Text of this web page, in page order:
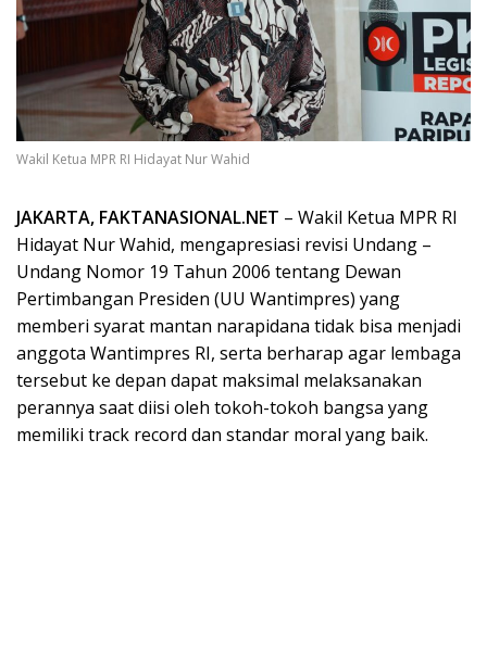
Wakil Ketua MPR RI Hidayat Nur Wahid
JAKARTA, FAKTANASIONAL.NET – Wakil Ketua MPR RI
Hidayat Nur Wahid, mengapresiasi revisi Undang –
Undang Nomor 19 Tahun 2006 tentang Dewan
Pertimbangan Presiden (UU Wantimpres) yang
memberi syarat mantan narapidana tidak bisa menjadi
anggota Wantimpres RI, serta berharap agar lembaga
tersebut ke depan dapat maksimal melaksanakan
perannya saat diisi oleh tokoh-tokoh bangsa yang
memiliki track record dan standar moral yang baik.